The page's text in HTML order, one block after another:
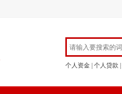
个人资金 个人贷款